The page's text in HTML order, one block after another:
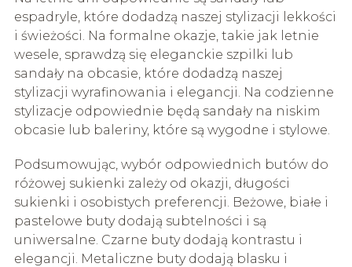
espadryle, które dodadzą naszej stylizacji lekkości
i świeżości. Na formalne okazje, takie jak letnie
wesele, sprawdzą się eleganckie szpilki lub
sandały na obcasie, które dodadzą naszej
stylizacji wyrafinowania i elegancji. Na codzienne
stylizacje odpowiednie będą sandały na niskim
obcasie lub baleriny, które są wygodne i stylowe.
Podsumowując, wybór odpowiednich butów do
różowej sukienki zależy od okazji, długości
sukienki i osobistych preferencji. Beżowe, białe i
pastelowe buty dodają subtelności i są
uniwersalne. Czarne buty dodają kontrastu i
elegancji. Metaliczne buty dodają blasku i